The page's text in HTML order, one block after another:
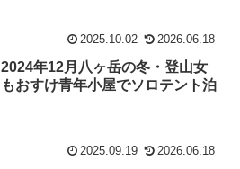
2025.10.02 2026.06.18
2024年12月八ヶ岳の冬・登山女
もおすけ青年小屋でソロテント泊
2025.09.19 2026.06.18